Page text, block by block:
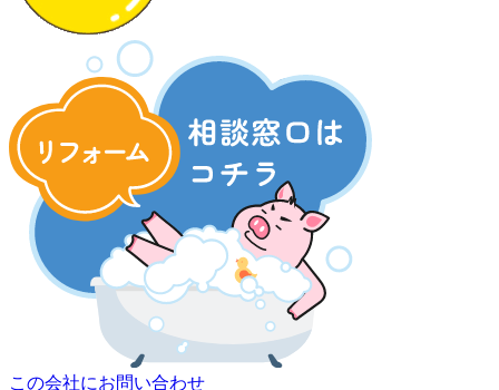
この会社にお問い合わせ